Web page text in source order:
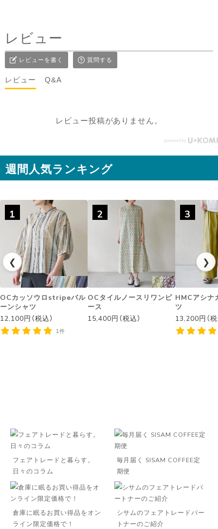
スリトップ コー
レビュー
レビューを書く 質問する
レビュー Q&A
レビュー投稿がありません。
週間人気ランキング
❮
1
OCカッソウロstripeバル
ーンシャツ
12,100円（税込）
1件
2
OCタイルノースリワンピ
ース
15,400円（税込）
3
HMCアシナ
ツ
13,200円（税
❯
フェアトレードと暮らす。
日々のコラム
毎月届く SISAM COFFEE定
期便
倉庫に眠るお買い得品をオン
ライン限定価格で！
シサムのフェアトレードパー
トナーのご紹介